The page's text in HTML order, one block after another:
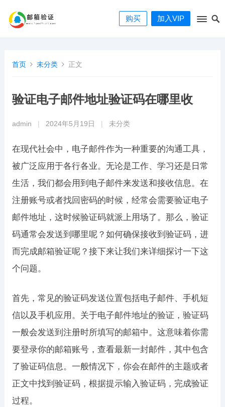
购买 加入VIP
首页 未分类 正文
验证电子邮件地址验证码在哪里收
admin 2024年5月19日 未分类
在现代社会中，电子邮件作为一种重要的沟通工具，
被广泛应用于各行各业。无论是工作、学习还是日常
生活，我们都会用到电子邮件来发送和接收信息。在
注册账号或者找回密码的时候，经常会需要验证电子
邮件地址，这时候验证码就派上用场了。那么，验证
码通常会发送到哪里呢？如何确保接收到验证码，进
而完成邮箱验证呢？接下来让我们来详细探讨一下这
个问题。
首先，常见的验证码发送位置包括电子邮件、手机短
信以及手机应用。关于电子邮件地址的验证，验证码
一般会发送到注册时所填写的邮箱中。这意味着你需
要登录你的邮箱账号，查看最新一封邮件，其中包含
了验证码信息。一般情况下，你会在邮件的主题或者
正文中找到验证码，根据提示输入验证码，完成验证
过程。